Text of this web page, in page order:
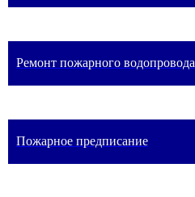
Ремонт пожарного водопровода
Пожарное предписание